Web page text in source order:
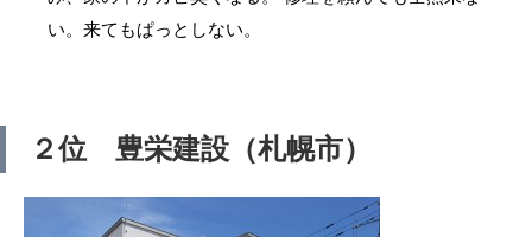
い。来てもぱっとしない。
２位 豊栄建設（札幌市）